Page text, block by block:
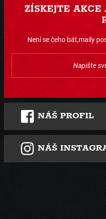
ZÍSKEJTE
Není se čeho bát,maily
NÁŠ PROFIL
NÁŠ